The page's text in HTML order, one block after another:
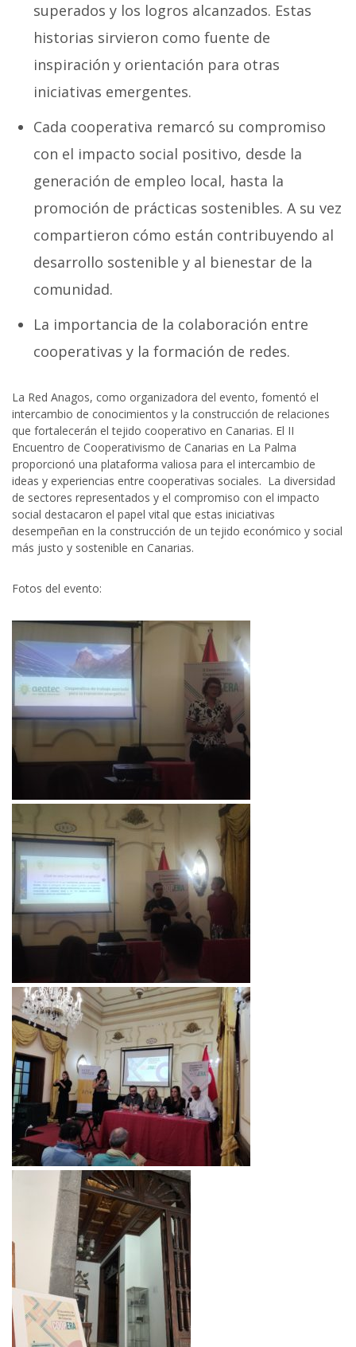
superados y los logros alcanzados. Estas
historias sirvieron como fuente de
inspiración y orientación para otras
iniciativas emergentes.
Cada cooperativa remarcó su compromiso
con el impacto social positivo, desde la
generación de empleo local, hasta la
promoción de prácticas sostenibles. A su vez
compartieron cómo están contribuyendo al
desarrollo sostenible y al bienestar de la
comunidad.
La importancia de la colaboración entre
cooperativas y la formación de redes.
La Red Anagos, como organizadora del evento, fomentó el
intercambio de conocimientos y la construcción de relaciones
que fortalecerán el tejido cooperativo en Canarias. El II
Encuentro de Cooperativismo de Canarias en La Palma
proporcionó una plataforma valiosa para el intercambio de
ideas y experiencias entre cooperativas sociales. La diversidad
de sectores representados y el compromiso con el impacto
social destacaron el papel vital que estas iniciativas
desempeñan en la construcción de un tejido económico y social
más justo y sostenible en Canarias.
Fotos del evento: